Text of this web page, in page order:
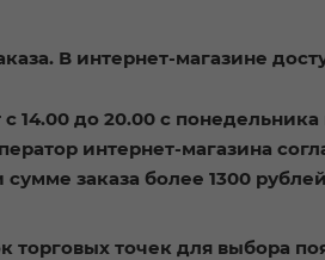
В интернет-магазине
14.00 до 20.00 с
интернет-магазина
заказа более 1300
торговых точек для выбора